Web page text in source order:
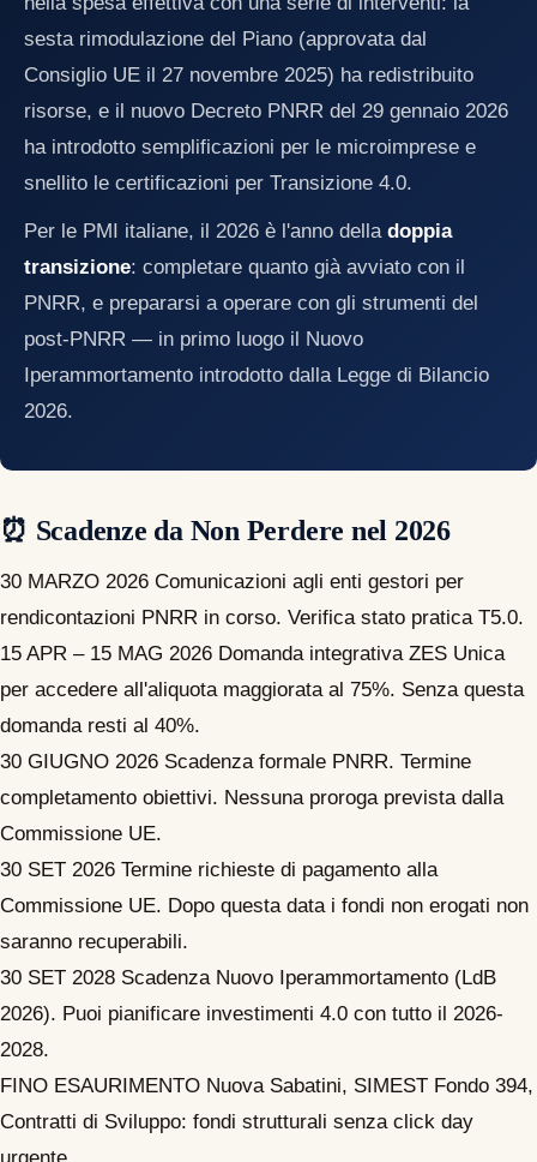
sesta rimodulazione del Piano (approvata dal
Consiglio UE il 27 novembre 2025) ha redistribuito
risorse, e il nuovo Decreto PNRR del 29 gennaio 2026
ha introdotto semplificazioni per le microimprese e
snellito le certificazioni per Transizione 4.0.
Per le PMI italiane, il 2026 è l'anno della doppia
transizione: completare quanto già avviato con il
PNRR, e prepararsi a operare con gli strumenti del
post-PNRR — in primo luogo il Nuovo
Iperammortamento introdotto dalla Legge di Bilancio
2026.
⏰ Scadenze da Non Perdere nel 2026
30 MARZO 2026 Comunicazioni agli enti gestori per
rendicontazioni PNRR in corso. Verifica stato pratica T5.0.
15 APR – 15 MAG 2026 Domanda integrativa ZES Unica
per accedere all'aliquota maggiorata al 75%. Senza questa
domanda resti al 40%.
30 GIUGNO 2026 Scadenza formale PNRR. Termine
completamento obiettivi. Nessuna proroga prevista dalla
Commissione UE.
30 SET 2026 Termine richieste di pagamento alla
Commissione UE. Dopo questa data i fondi non erogati non
saranno recuperabili.
30 SET 2028 Scadenza Nuovo Iperammortamento (LdB
2026). Puoi pianificare investimenti 4.0 con tutto il 2026-
2028.
FINO ESAURIMENTO Nuova Sabatini, SIMEST Fondo 394,
Contratti di Sviluppo: fondi strutturali senza click day
urgente.